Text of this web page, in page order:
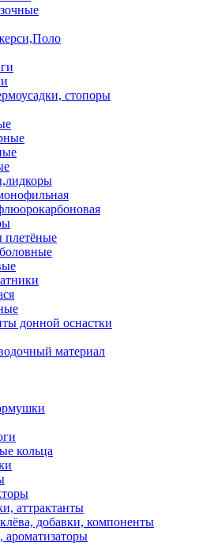
стопоры
донной оснастки
материал
кольца
аттрактанты
добавки, компоненты
ароматизаторы